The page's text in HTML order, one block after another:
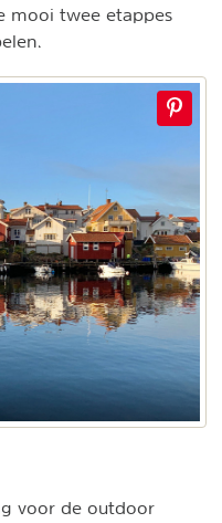
mooi twee etappes
voor de outdoor